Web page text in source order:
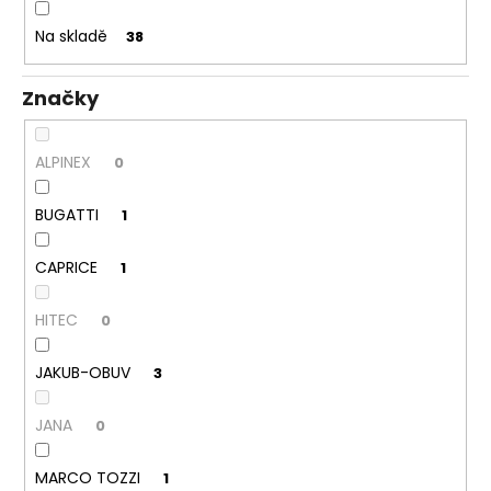
k
ů
Na skladě 38
Značky
ALPINEX 0
BUGATTI 1
CAPRICE 1
HITEC 0
JAKUB-OBUV 3
JANA 0
MARCO TOZZI 1
a
j
í
t
?
D
o
p
u